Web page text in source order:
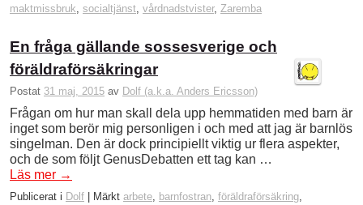
maktmissbruk socialtjänst vårdnadstvister, Zaremba
En fråga gällande sossesverige och
föräldraförsäkringar
Postat 31 maj, 2015 av Dolf (a.k.a. Anders Ericsson)
Frågan om hur man skall dela upp hemmatiden med barn är
inget som berör mig personligen i och med att jag är barnlös
singelman. Den är dock principiellt viktig ur flera aspekter,
och de som följt GenusDebatten ett tag kan …
Läs mer →
Publicerat i Dolf Märkt arbete, barnfostran, föräldraförsäkring,